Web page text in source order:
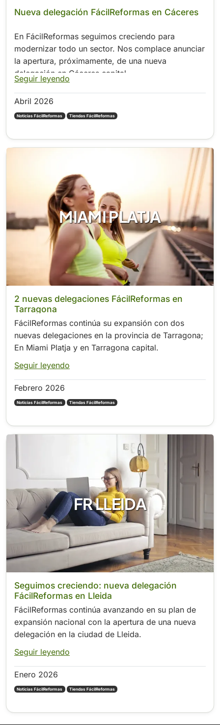
Nueva delegación FácilReformas en Cáceres
En FácilReformas seguimos creciendo para
modernizar todo un sector. Nos complace anunciar
la apertura, próximamente, de una nueva
delegación en Cáceres capital.
Seguir leyendo
Abril 2026
Noticias FácilReformas Tiendas FácilReformas
MIAMI PLATJA
2 nuevas delegaciones FácilReformas en
Tarragona
FácilReformas continúa su expansión con dos
nuevas delegaciones en la provincia de Tarragona;
En Miami Platja y en Tarragona capital.
Seguir leyendo
Febrero 2026
Noticias FácilReformas Tiendas FácilReformas
FR LLEIDA
Seguimos creciendo: nueva delegación
FácilReformas en Lleida
FácilReformas continúa avanzando en su plan de
expansión nacional con la apertura de una nueva
delegación en la ciudad de Lleida.
Seguir leyendo
Enero 2026
Noticias FácilReformas Tiendas FácilReformas